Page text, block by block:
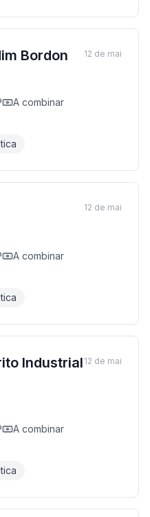
Bordon
A combinar
12 de mai
A combinar
12 de mai
Industrial
A combinar
12 de mai